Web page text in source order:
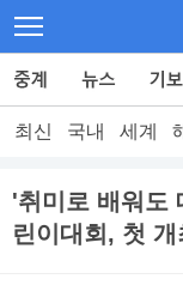
최신 국내 세계
'취미로 배워도
린이대회, 첫 개